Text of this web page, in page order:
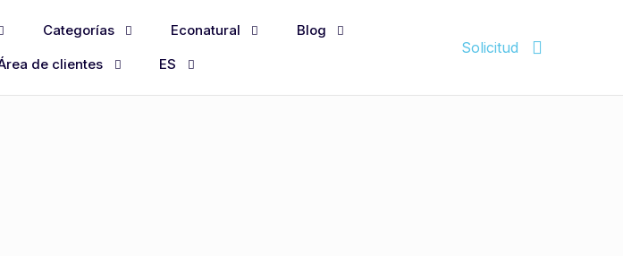
Categorías Econatural
Blog
de clientes ES
Solicitud